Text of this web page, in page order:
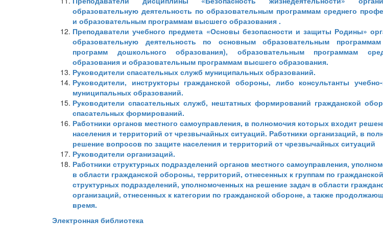
образовательную деятельность по образовательным программам среднего
и образовательным программам высшего образования .
Преподаватели учебного предмета «Основы безопасности и защиты Родины»
образовательную деятельность по основным образовательным
программ дошкольного образования), образовательным программам
образования и образовательным программам высшего образования.
Руководители спасательных служб муниципальных образований.
Руководители, инструкторы гражданской обороны, либо консультанты учебно-
муниципальных образований.
Руководители спасательных служб, нештатных формирований гражданской
спасательных формирований.
Работники органов местного самоуправления, в полномочия которых входит
населения и территорий от чрезвычайных ситуаций. Работники организаций, в
решение вопросов по защите населения и территорий от чрезвычайных ситуаций
Руководители организаций.
Работники структурных подразделений органов местного самоуправления,
в области гражданской обороны, территорий, отнесенных к группам по
структурных подразделений, уполномоченных на решение задач в области
организаций, отнесенных к категории по гражданской обороне, а также
время.
Электронная библиотека